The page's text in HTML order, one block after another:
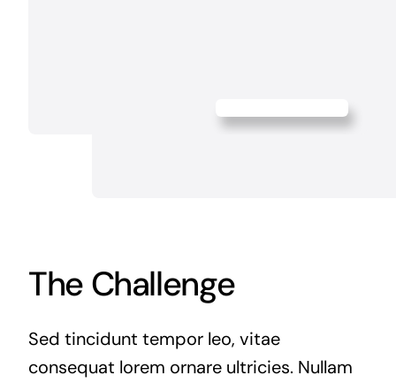
The Challenge
Sed tincidunt tempor leo, vitae
consequat lorem ornare ultricies. Nullam